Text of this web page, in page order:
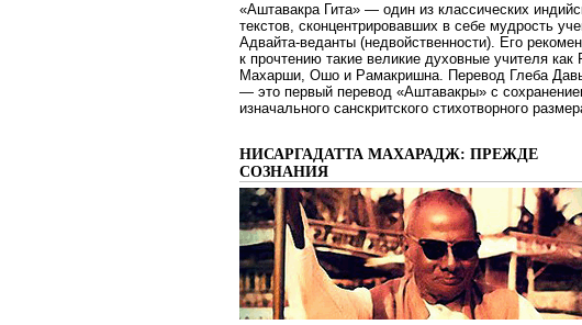
«Аштавакра Гита» — один из классических
текстов, сконцентрировавших в себе мудрость
Адвайта-веданты (недвойственности). Его
к прочтению такие великие духовные учителя как
Махарши, Ошо и Рамакришна. Перевод Глеба
— это первый перевод «Аштавакры» с
изначального санскритского стихотворного
НИСАРГАДАТТА МАХАРАДЖ: ПРЕЖДЕ
СОЗНАНИЯ